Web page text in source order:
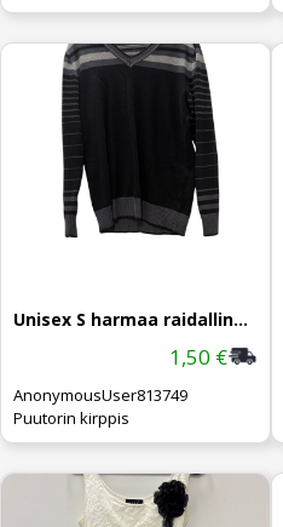
Unisex S harmaa raidallinen neulepaita
1,50 €
AnonymousUser813749
Puutorin kirppis